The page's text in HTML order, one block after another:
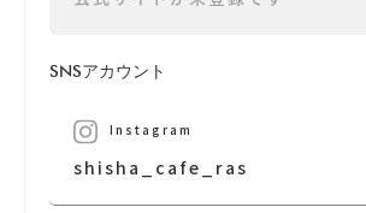
SNSアカウント
Instagram
shisha_cafe_ras